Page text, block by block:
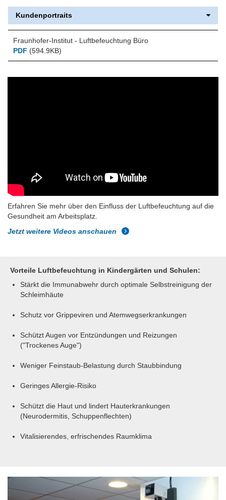
Kundenportraits
Fraunhofer-Institut - Luftbefeuchtung Büro
PDF (594.9KB)
Erfahren Sie mehr über den Einfluss der Luftbefeuchtung auf die
Gesundheit am Arbeitsplatz.
Jetzt weitere Videos anschauen
Vorteile Luftbefeuchtung in Kindergärten und Schulen:
Stärkt die Immunabwehr durch optimale Selbstreinigung der
Schleimhäute
Schutz vor Grippeviren und Atemwegserkrankungen
Schützt Augen vor Entzündungen und Reizungen
("Trockenes Auge")
Weniger Feinstaub-Belastung durch Staubbindung
Geringes Allergie-Risiko
Schützt die Haut und lindert Hauterkrankungen
(Neurodermitis, Schuppenflechten)
Vitalisierendes, erfrischendes Raumklima